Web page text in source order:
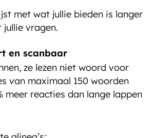
met wat jullie bieden is langer
vragen.
en scanbaar
ze lezen niet woord voor
van maximaal 150 woorden
meer reacties dan lange lappen